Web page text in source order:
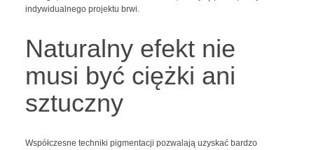
indywidualnego projektu brwi.
Naturalny efekt nie
musi być ciężki ani
sztuczny
Współczesne techniki pigmentacji pozwalają uzyskać bardzo